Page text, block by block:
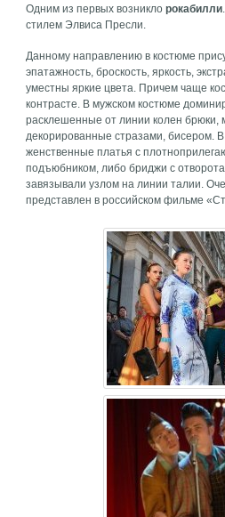
Одним из первых возниклорокабилли
стилем Элвиса Пресли.
Данному направлению в костюме
эпатажность, броскость, яркость,
уместны яркие цвета. Причем чаще
контрасте. В мужском костюме
расклешенные от линии колен брюки,
декорированные стразами, бисером.
женственные платья с
подъюбником, либо бриджи с
завязывали узлом на линии талии.
представлен в российском фильме